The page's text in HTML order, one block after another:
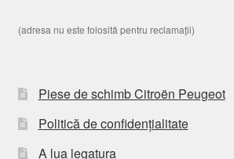
(adresa nu este folosită pentru reclamații)
Piese de schimb Citroën Peugeot
Politică de confidențialitate
A lua legatura